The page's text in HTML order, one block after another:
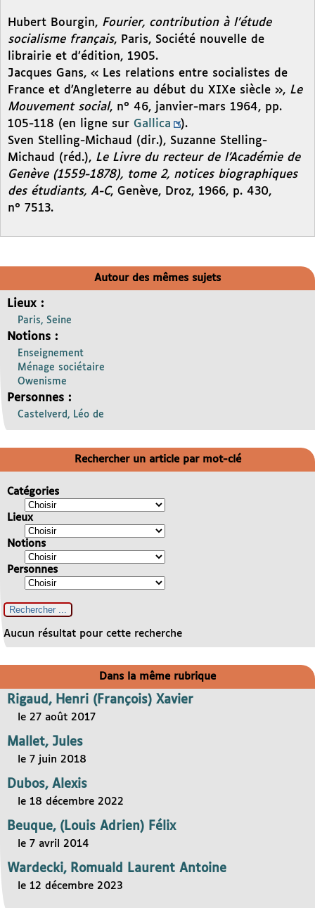
Hubert Bourgin, Fourier, contribution à l’étude
socialisme français, Paris, Société nouvelle de
librairie et d’édition, 1905.
Jacques Gans, « Les relations entre socialistes de
France et d’Angleterre au début du XIXe siècle », Le
Mouvement social, n° 46, janvier-mars 1964, pp.
105-118 (en ligne sur Gallica
).
Sven Stelling-Michaud (dir.), Suzanne Stelling-
Michaud (réd.), Le Livre du recteur de l’Académie de
Genève (1559-1878), tome 2, notices biographiques
des étudiants, A-C, Genève, Droz, 1966, p. 430,
n° 7513.
Autour des mêmes sujets
Lieux :
Paris, Seine
Notions :
Enseignement
Ménage sociétaire
Owenisme
Personnes :
Castelverd, Léo de
Rechercher un article par mot-clé
Catégories
Lieux
Notions
Personnes
Aucun résultat pour cette recherche
Dans la même rubrique
Rigaud, Henri (François) Xavier
le 27 août 2017
Mallet, Jules
le 7 juin 2018
Dubos, Alexis
le 18 décembre 2022
Beuque, (Louis Adrien) Félix
le 7 avril 2014
Wardecki, Romuald Laurent Antoine
le 12 décembre 2023